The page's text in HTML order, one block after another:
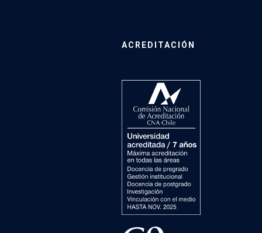
ACREDITACIÓN